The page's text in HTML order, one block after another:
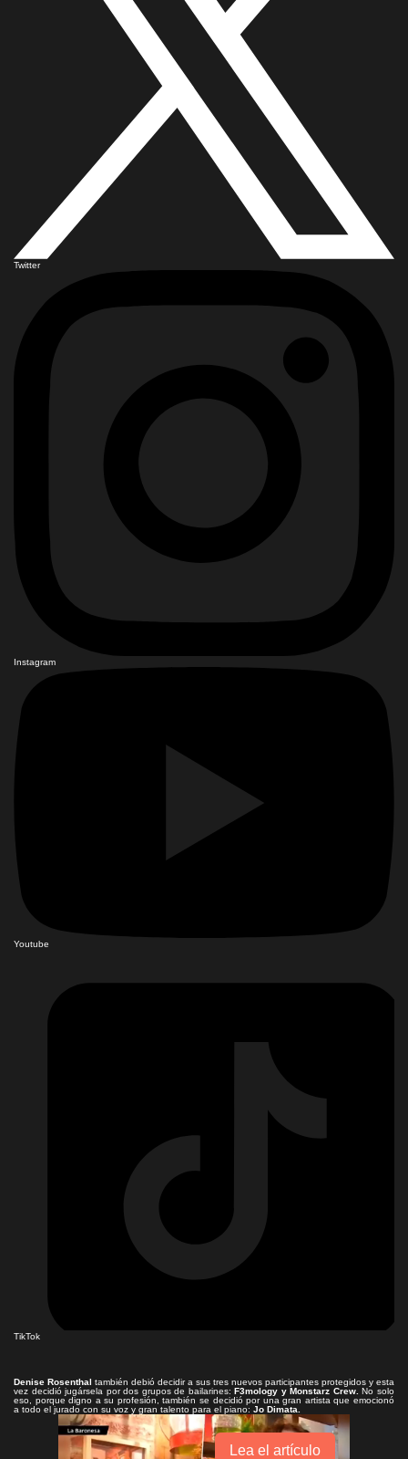
Twitter
Instagram
Youtube
TikTok
Denise Rosenthal también debió decidir a sus tres nuevos participantes protegidos y esta
vez decidió jugársela por dos grupos de bailarines:F3mology y Monstarz Crew. No solo
eso, porque digno a su profesión, también se decidió por una gran artista que emocionó
a todo el jurado con su voz y gran talento para el piano: Jo Dimata.
Lea el artículo